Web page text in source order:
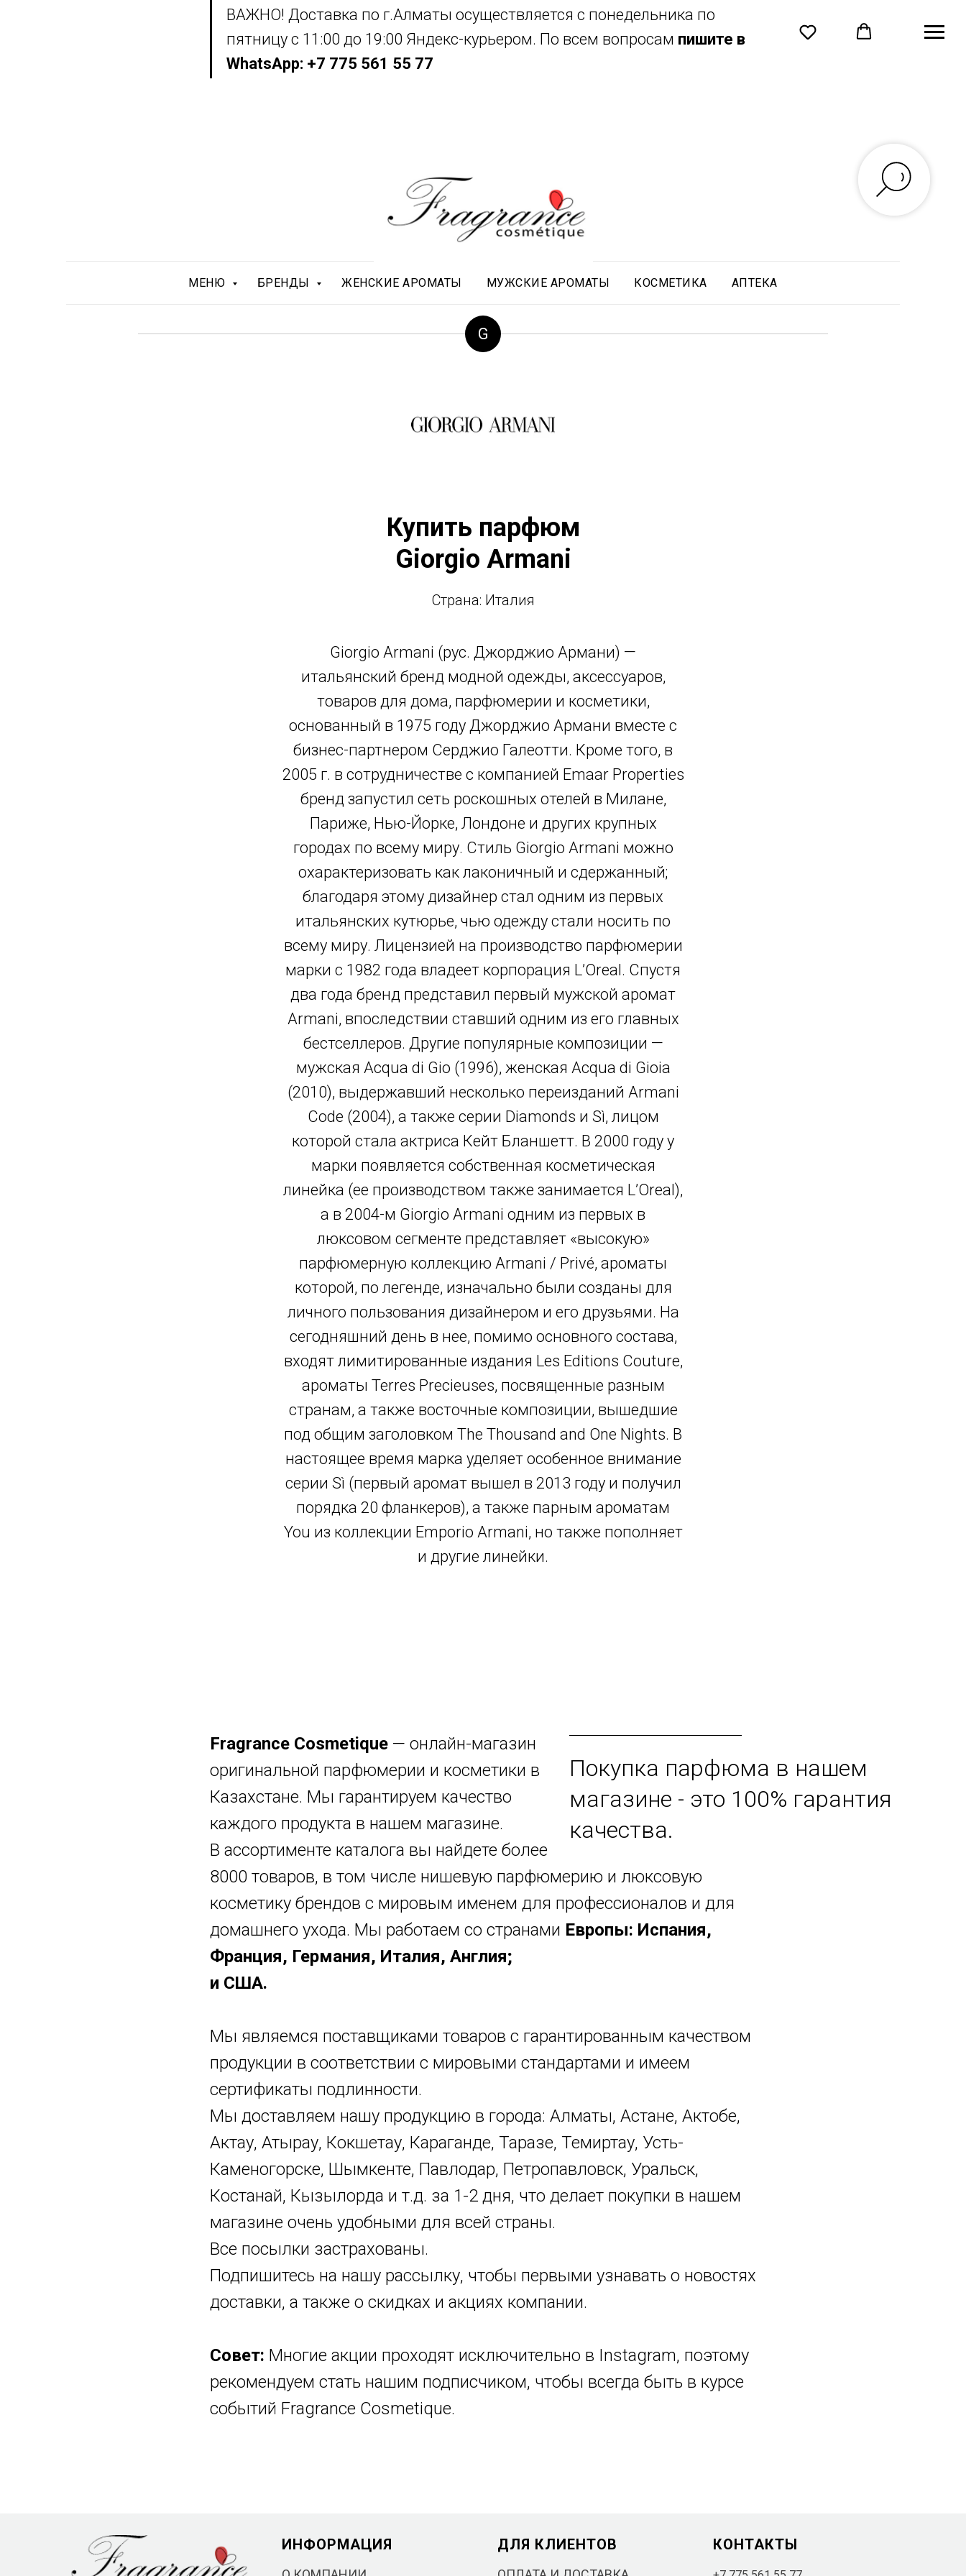
ВАЖНО! Доставка по г.Алматы осуществляется с понедельника по
пятницу с 11:00 до 19:00 Яндекс-курьером. По всем вопросам пишите в
WhatsApp: +7 775 561 55 77
МЕНЮ БРЕНДЫ ЖЕНСКИЕ АРОМАТЫ МУЖСКИЕ АРОМАТЫ КОСМЕТИКА АПТЕКА
G
Купить парфюм
Giorgio Armani
Страна: Италия
Giorgio Armani (рус. Джорджио Армани) —
итальянский бренд модной одежды, аксессуаров,
товаров для дома, парфюмерии и косметики,
основанный в 1975 году Джорджио Армани вместе с
бизнес-партнером Серджио Галеотти. Кроме того, в
2005 г. в сотрудничестве с компанией Emaar Properties
бренд запустил сеть роскошных отелей в Милане,
Париже, Нью-Йорке, Лондоне и других крупных
городах по всему миру. Стиль Giorgio Armani можно
охарактеризовать как лаконичный и сдержанный;
благодаря этому дизайнер стал одним из первых
итальянских кутюрье, чью одежду стали носить по
всему миру. Лицензией на производство парфюмерии
марки с 1982 года владеет корпорация L’Oreal. Спустя
два года бренд представил первый мужской аромат
Armani, впоследствии ставший одним из его главных
бестселлеров. Другие популярные композиции —
мужская Acqua di Gio (1996), женская Acqua di Gioia
(2010), выдержавший несколько переизданий Armani
Code (2004), а также серии Diamonds и Sì, лицом
которой стала актриса Кейт Бланшетт. В 2000 году у
марки появляется собственная косметическая
линейка (ее производством также занимается L’Oreal),
а в 2004-м Giorgio Armani одним из первых в
люксовом сегменте представляет «высокую»
парфюмерную коллекцию Armani / Privé, ароматы
которой, по легенде, изначально были созданы для
личного пользования дизайнером и его друзьями. На
сегодняшний день в нее, помимо основного состава,
входят лимитированные издания Les Editions Couture,
ароматы Terres Precieuses, посвященные разным
странам, а также восточные композиции, вышедшие
под общим заголовком The Thousand and One Nights. В
настоящее время марка уделяет особенное внимание
серии Sì (первый аромат вышел в 2013 году и получил
порядка 20 фланкеров), а также парным ароматам
You из коллекции Emporio Armani, но также пополняет
и другие линейки.
Покупка парфюма в нашем
магазине - это 100% гарантия
качества.
Fragrance Cosmetique — онлайн-магазин
оригинальной парфюмерии и косметики в
Казахстане. Мы гарантируем качество
каждого продукта в нашем магазине.
В ассортименте каталога вы найдете более
8000 товаров, в том числе нишевую парфюмерию и люксовую
косметику брендов с мировым именем для профессионалов и для
домашнего ухода. Мы работаем со странами Европы: Испания,
Франция, Германия, Италия, Англия;
и США.
Мы являемся поставщиками товаров с гарантированным качеством
продукции в соответствии с мировыми стандартами и имеем
сертификаты подлинности.
Мы доставляем нашу продукцию в города: Алматы, Астане, Актобе,
Актау, Атырау, Кокшетау, Караганде, Таразе, Темиртау, Усть-
Каменогорске, Шымкенте, Павлодар, Петропавловск, Уральск,
Костанай, Кызылорда и т.д. за 1-2 дня, что делает покупки в нашем
магазине очень удобными для всей страны.
Все посылки застрахованы.
Подпишитесь на нашу рассылку, чтобы первыми узнавать о новостях
доставки, а также о скидках и акциях компании.
Совет: Многие акции проходят исключительно в Instagram, поэтому
рекомендуем стать нашим подписчиком, чтобы всегда быть в курсе
событий Fragrance Cosmetique.
ИНФОРМАЦИЯ ДЛЯ КЛИЕНТОВ КОНТАКТЫ